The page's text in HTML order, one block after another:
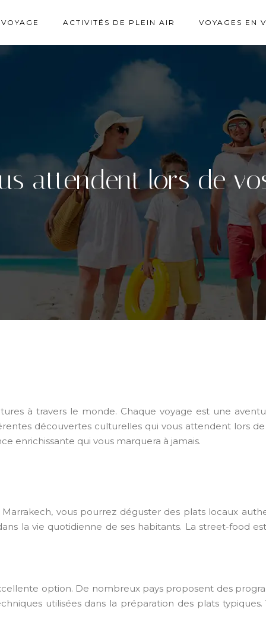
ACTIVITÉS DE PLEIN AIR VOYAGES EN
attendent lors de
à travers le monde. Chaque voyage est une
découvertes culturelles qui vous attendent lors de
enrichissante qui vous marquera à jamais.
vous pourrez déguster des plats locaux
la vie quotidienne de ses habitants. La street-food
option. De nombreux pays proposent des
utilisées dans la préparation des plats typiques.